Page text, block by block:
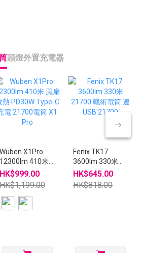
頭燈外置充電器
Wuben X1Pro
12300lm 410米
風扇散熱 PD30W
Type-C充電
21700電筒 X1
Pro
HK$999.00
HK$1,199.00
Fenix TK17
3600lm 330米
21700 戰術電筒
連 USB 21700
HK$645.00
HK$818.00